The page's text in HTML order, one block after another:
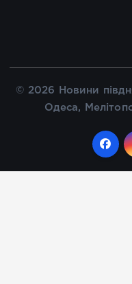
© 2026 Новини
Одеса,